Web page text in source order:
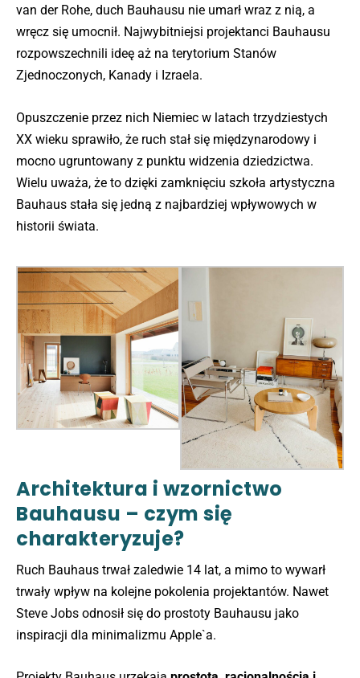
van der Rohe, duch Bauhausu nie umarł wraz z nią, a
wręcz się umocnił. Najwybitniejsi projektanci Bauhausu
rozpowszechnili ideę aż na terytorium Stanów
Zjednoczonych, Kanady i Izraela.
Opuszczenie przez nich Niemiec w latach trzydziestych
XX wieku sprawiło, że ruch stał się międzynarodowy i
mocno ugruntowany z punktu widzenia dziedzictwa.
Wielu uważa, że to dzięki zamknięciu szkoła artystyczna
Bauhaus stała się jedną z najbardziej wpływowych w
historii świata.
Architektura i wzornictwo
Bauhausu – czym się
charakteryzuje?
Ruch Bauhaus trwał zaledwie 14 lat, a mimo to wywarł
trwały wpływ na kolejne pokolenia projektantów. Nawet
Steve Jobs odnosił się do prostoty Bauhausu jako
inspiracji dla minimalizmu Apple`a.